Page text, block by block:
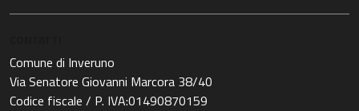
Comune di Inveruno
Via Senatore Giovanni Marcora 38/40
Codice fiscale / P. IVA:01490870159